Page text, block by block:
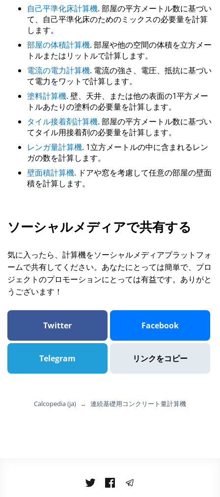
自己平準化床計算機. 部屋の平方メートル数に基づい
て、自己平準化床のためのミックスの必要量を計算
します。
部屋の体積計算機. 部屋や他の空間の体積を立方メー
トルまたはリットルで計算します。
電流の電力計算機. 電流の強さ、電圧、抵抗に基づい
て電力をワットで計算します。
塗料計算機. 壁、天井、または他の表面の1平方メー
トルあたりの塗料の必要量を計算します。
タイル接着剤計算機. 部屋の平方メートル数に基づい
てタイル用接着剤の必要量を計算します。
レンガ量計算機. 1立方メートルの中に含まれるレン
ガの数を計算します。
壁面積計算機. ドアや窓を考慮して任意の部屋の壁面
積を計算します。
ソーシャルメディアで共有する
気に入ったら、計算機をソーシャルメディアプラットフォ
ームで共有してください。あなたにとっては簡単で、プロ
ジェクトのプロモーションにとっては有益です。ありがと
うございます！
Twitter Facebook
Telegram リンクをコピー
Calcopedia (ja) → 連続基礎用コンクリート量計算機